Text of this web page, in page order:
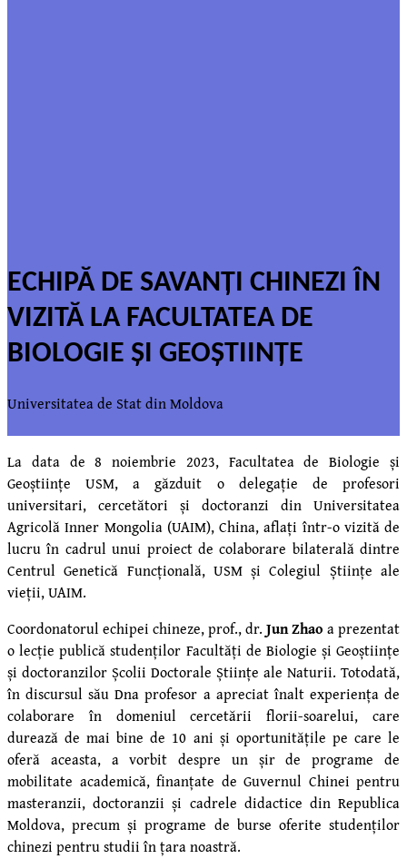
ECHIPĂ DE SAVANȚI CHINEZI ÎN
VIZITĂ LA FACULTATEA DE
BIOLOGIE ȘI GEOȘTIINȚE
Universitatea de Stat din Moldova
La data de 8 noiembrie 2023, Facultatea de Biologie și
Geoștiințe USM, a găzduit o delegație de profesori
universitari, cercetători și doctoranzi din Universitatea
Agricolă Inner Mongolia (UAIM), China, aflați într-o vizită de
lucru în cadrul unui proiect de colaborare bilaterală dintre
Centrul Genetică Funcțională, USM și Colegiul Științe ale
vieții, UAIM.
Coordonatorul echipei chineze, prof., dr. Jun Zhao a prezentat
o lecție publică studenților Facultăți de Biologie și Geoștiințe
și doctoranzilor Școlii Doctorale Științe ale Naturii. Totodată,
în discursul său Dna profesor a apreciat înalt experiența de
colaborare în domeniul cercetării florii-soarelui, care
durează de mai bine de 10 ani și oportunitățile pe care le
oferă aceasta, a vorbit despre un șir de programe de
mobilitate academică, finanțate de Guvernul Chinei pentru
masteranzii, doctoranzii și cadrele didactice din Republica
Moldova, precum și programe de burse oferite studenților
chinezi pentru studii în țara noastră.